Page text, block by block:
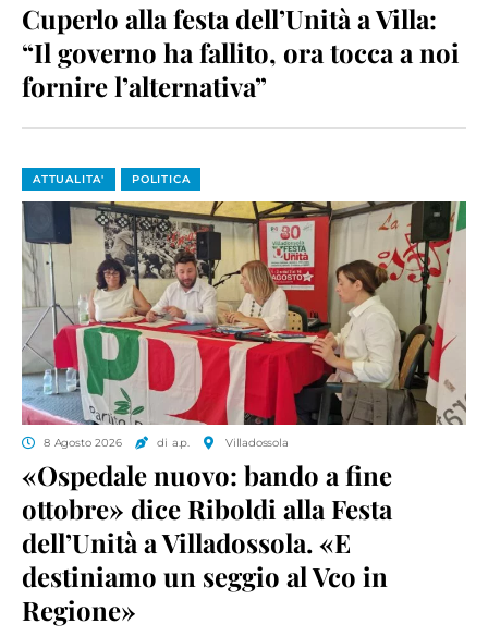
Cuperlo alla festa dell’Unità a Villa:
“Il governo ha fallito, ora tocca a noi
fornire l’alternativa”
ATTUALITA' POLITICA
8 Agosto 2026 di a.p. Villadossola
«Ospedale nuovo: bando a fine
ottobre» dice Riboldi alla Festa
dell’Unità a Villadossola. «E
destiniamo un seggio al Vco in
Regione»